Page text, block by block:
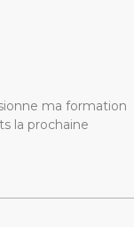
ma formation
la prochaine